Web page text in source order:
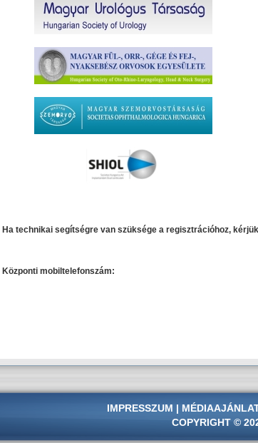
Ha technikai segítségre van szüksége a regisztrációhoz,
Központi mobiltelefonszám:
IMPRESSZUM |
COPYRIGHT ©